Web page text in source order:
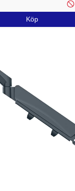
Köp